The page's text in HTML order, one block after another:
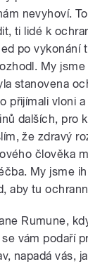
nevyhoví.
ti lidé k
po vykonání
My jsme
stanovena
přijímali vloni
dalších, pro
že zdravý
člověka
My jsme
aby tu
Rumune,
vám podaří
napadá vás,